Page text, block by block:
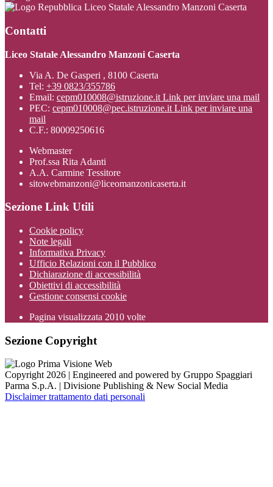
Liceo Statale Alessandro Manzoni Caserta
Contatti
Liceo Statale Alessandro Manzoni Caserta
Via A. De Gasperi , 8100 Caserta
Tel: +39 0823/355786
Email: cepm010008@istruzione.it Link per inviare una mail
PEC: cepm010008@pec.istruzione.it Link per inviare una
mail
C.F.: 80009250616
Webmaster
Prof.ssa Rita Adanti
A.A. Carmine Tessitore
sitowebmanzoni@liceomanzonicaserta.it
Sezione Link Utili
Cookie policy
Note legali
Informativa Privacy
Ufficio Relazioni con il Pubblico
Dichiarazione di accessibilità
Obiettivi di accessibilità
Gestione consensi cookie
Pagina visualizzata 2010 volte
Sezione Copyright
Copyright 2026 | Engineered and powered by Gruppo Spaggiari
Parma S.p.A. | Divisione Publishing & New Social Media
Disclaimer trattamento dati personali